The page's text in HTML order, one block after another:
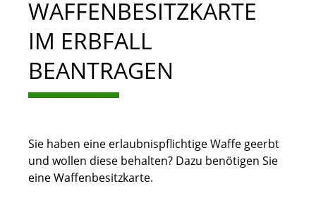
WAFFENBESITZKARTE
IM ERBFALL
BEANTRAGEN
Sie haben eine erlaubnispflichtige Waffe geerbt
und wollen diese behalten? Dazu benötigen Sie
eine Waffenbesitzkarte.